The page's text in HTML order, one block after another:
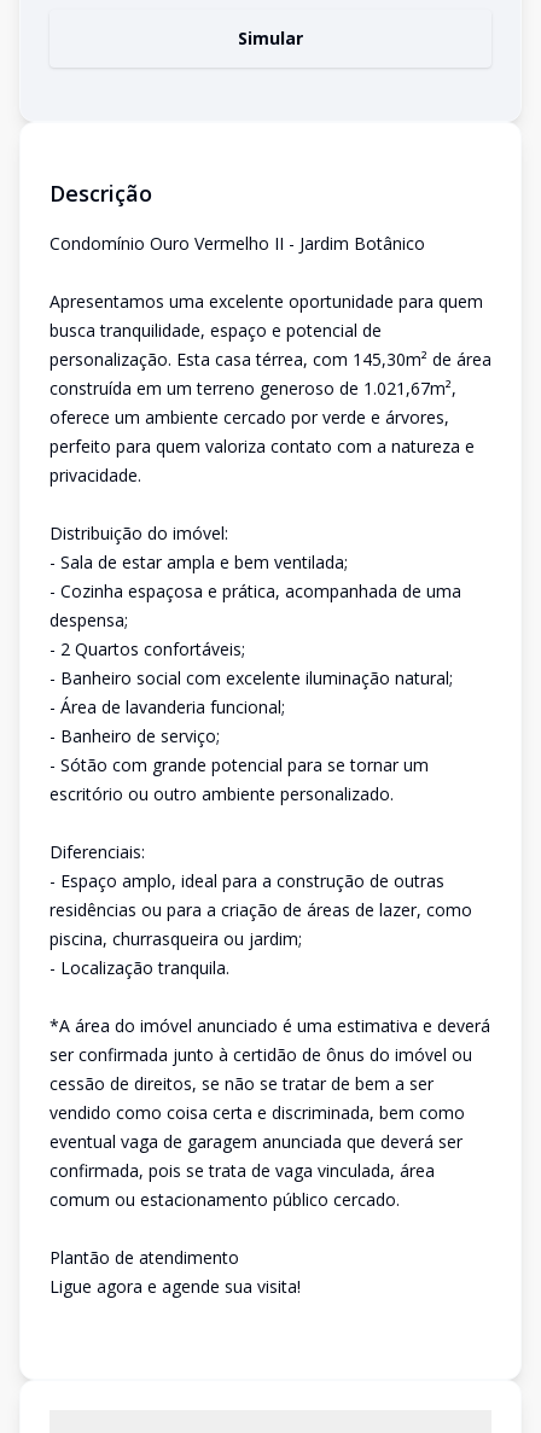
Simular
Descrição
Condomínio Ouro Vermelho II - Jardim Botânico
Apresentamos uma excelente oportunidade para quem
busca tranquilidade, espaço e potencial de
personalização. Esta casa térrea, com 145,30m² de área
construída em um terreno generoso de 1.021,67m²,
oferece um ambiente cercado por verde e árvores,
perfeito para quem valoriza contato com a natureza e
privacidade.
Distribuição do imóvel:
- Sala de estar ampla e bem ventilada;
- Cozinha espaçosa e prática, acompanhada de uma
despensa;
- 2 Quartos confortáveis;
- Banheiro social com excelente iluminação natural;
- Área de lavanderia funcional;
- Banheiro de serviço;
- Sótão com grande potencial para se tornar um
escritório ou outro ambiente personalizado.
Diferenciais:
- Espaço amplo, ideal para a construção de outras
residências ou para a criação de áreas de lazer, como
piscina, churrasqueira ou jardim;
- Localização tranquila.
*A área do imóvel anunciado é uma estimativa e deverá
ser confirmada junto à certidão de ônus do imóvel ou
cessão de direitos, se não se tratar de bem a ser
vendido como coisa certa e discriminada, bem como
eventual vaga de garagem anunciada que deverá ser
confirmada, pois se trata de vaga vinculada, área
comum ou estacionamento público cercado.
Plantão de atendimento
Ligue agora e agende sua visita!